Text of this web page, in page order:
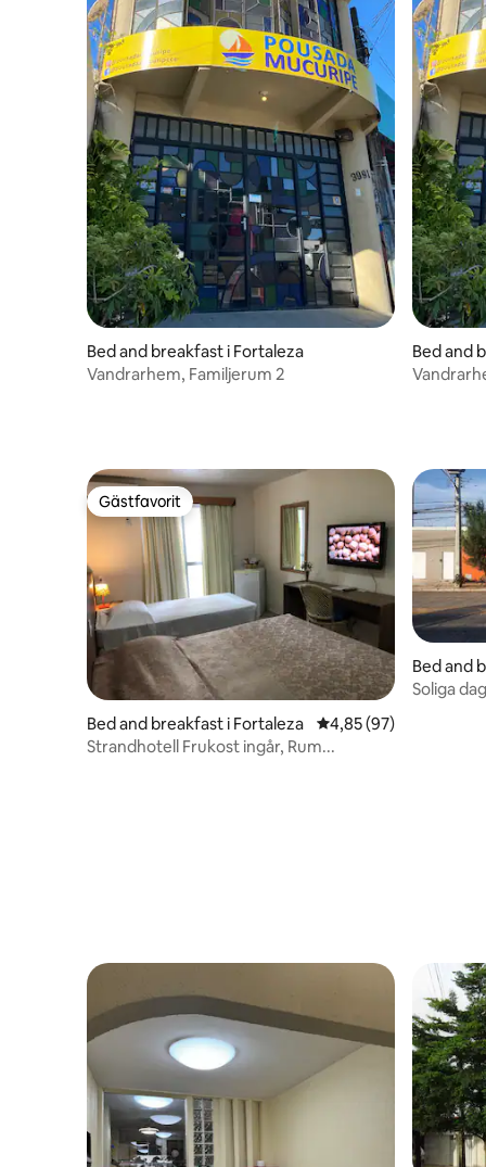
Bed and breakfast i Fortaleza
Vandrarhem, Familjerum 2
Bed and
Gästfavorit
Gästfavorit
Bed and breakfast i Fortaleza 4,85 av 5 i
4,85 (97)
Strandhotell Frukost ingår, Rum...
Bed and
Soliga